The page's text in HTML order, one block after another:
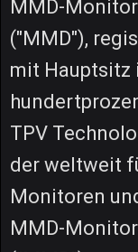
MMD-
("MMD"),
mit Hauptsitz
TPV
der weltweit
Monitoren
MMD-